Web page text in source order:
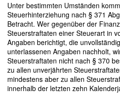
Unter bestimmten Umständen
Steuerhinterziehung nach § 371
Betracht. Wer gegenüber der
Steuerstraftaten einer Steuerart in
Angaben berichtigt, die
unterlassenen Angaben nachholt,
Steuerstraftaten nicht nach § 370
zu allen unverjährten
mindestens aber zu allen
innerhalb der letzten zehn